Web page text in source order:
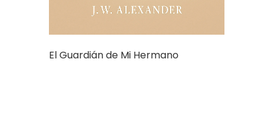
El Guardián de Mi Hermano